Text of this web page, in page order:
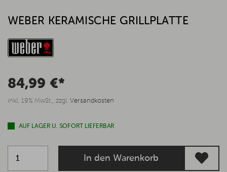
WEBER KERAMISCHE GRILLPLATTE
84,99 €*
inkl. 19% MwSt., zzgl.Versandkosten
AUF LAGER U. SOFORT LIEFERBAR
In den Warenkorb